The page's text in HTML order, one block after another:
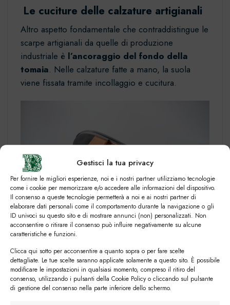
Gestisci la tua privacy
Per fornire le migliori esperienze, noi e i nostri partner utilizziamo tecnologie
come i cookie per memorizzare e/o accedere alle informazioni del dispositivo.
Il consenso a queste tecnologie permetterà a noi e ai nostri partner di
elaborare dati personali come il comportamento durante la navigazione o gli
ID univoci su questo sito e di mostrare annunci (non) personalizzati. Non
acconsentire o ritirare il consenso può influire negativamente su alcune
caratteristiche e funzioni.
Clicca qui sotto per acconsentire a quanto sopra o per fare scelte
dettagliate. Le tue scelte saranno applicate solamente a questo sito. È possibile
modificare le impostazioni in qualsiasi momento, compreso il ritiro del
consenso, utilizzando i pulsanti della Cookie Policy o cliccando sul pulsante
di gestione del consenso nella parte inferiore dello schermo.
Le cuciture delle calzature artigianali
Altro aspetto fondamentale che contraddistingue le
scarpe artigianali da quelle di produzione
industriale è l’ancoraggio del fondo della
tomaia. Nelle calzature fatte a mano, la suola
viene fissata tramite incollaggio e cucitura.
Suola in cuoio di un mocassino artigianale
Le cuciture più utilizzate nelle lavorazioni
artigianali sono la Blake, che consiste nell’unire la
tomaia e la suola con una cucitura interna, e la